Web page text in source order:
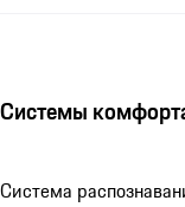
Системы
Система